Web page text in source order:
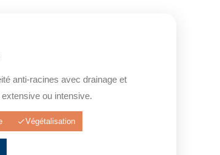
anti-racines avec drainage et
ou intensive.
Végétalisation